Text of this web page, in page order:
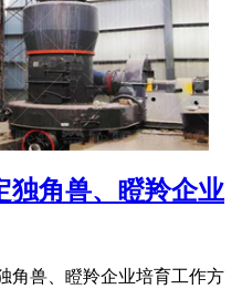
独角兽、瞪羚企业
角兽、瞪羚企业培育工作方